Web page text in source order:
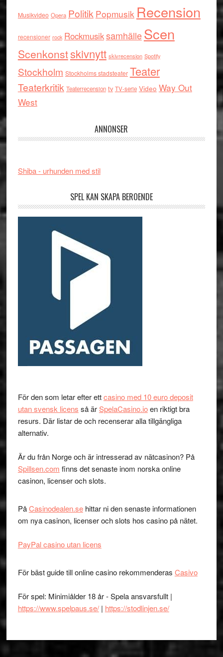
Musikvideo Opera Politik Popmusik Recension
recensioner rock RockmusiksamhälleScen
Scenkonstskivnytt skivrecension Spotify
Stockholm Stockholms stadsteater Teater
Teaterkritik Teaterrecension tv TV-serie Video Way Out
West
ANNONSER
Shiba - urhunden med stil
SPEL KAN SKAPA BEROENDE
För den som letar efter ettcasino med 10 euro deposit
utan svensk licens så ärSpelaCasino.ioen riktigt bra
resurs. Där listar de och recenserar alla tillgängliga
alternativ.
Är du från Norge och är intresserad av nätcasinon? På
Spillsen.com finns det senaste inom norska online
casinon, licenser och slots.
PåCasinodealen.sehittar ni den senaste informationen
om nya casinon, licenser och slots hos casino på nätet.
PayPal casino utan licens
För bäst guide till online casino rekommenderas Casivo
För spel: Minimiålder 18 år - Spela ansvarsfullt |
https://www.spelpaus.se/| https://stodlinjen.se/